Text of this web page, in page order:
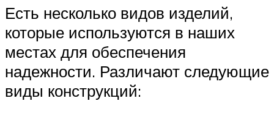
Есть несколько видов изделий,
которые используются в наших
местах для обеспечения
надежности. Различают следующие
виды конструкций: